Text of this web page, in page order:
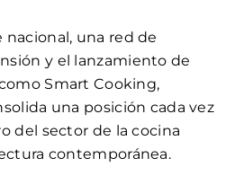
nacional, una red de
y el lanzamiento de
Smart Cooking,
una posición cada vez
del sector de la cocina
contemporánea.